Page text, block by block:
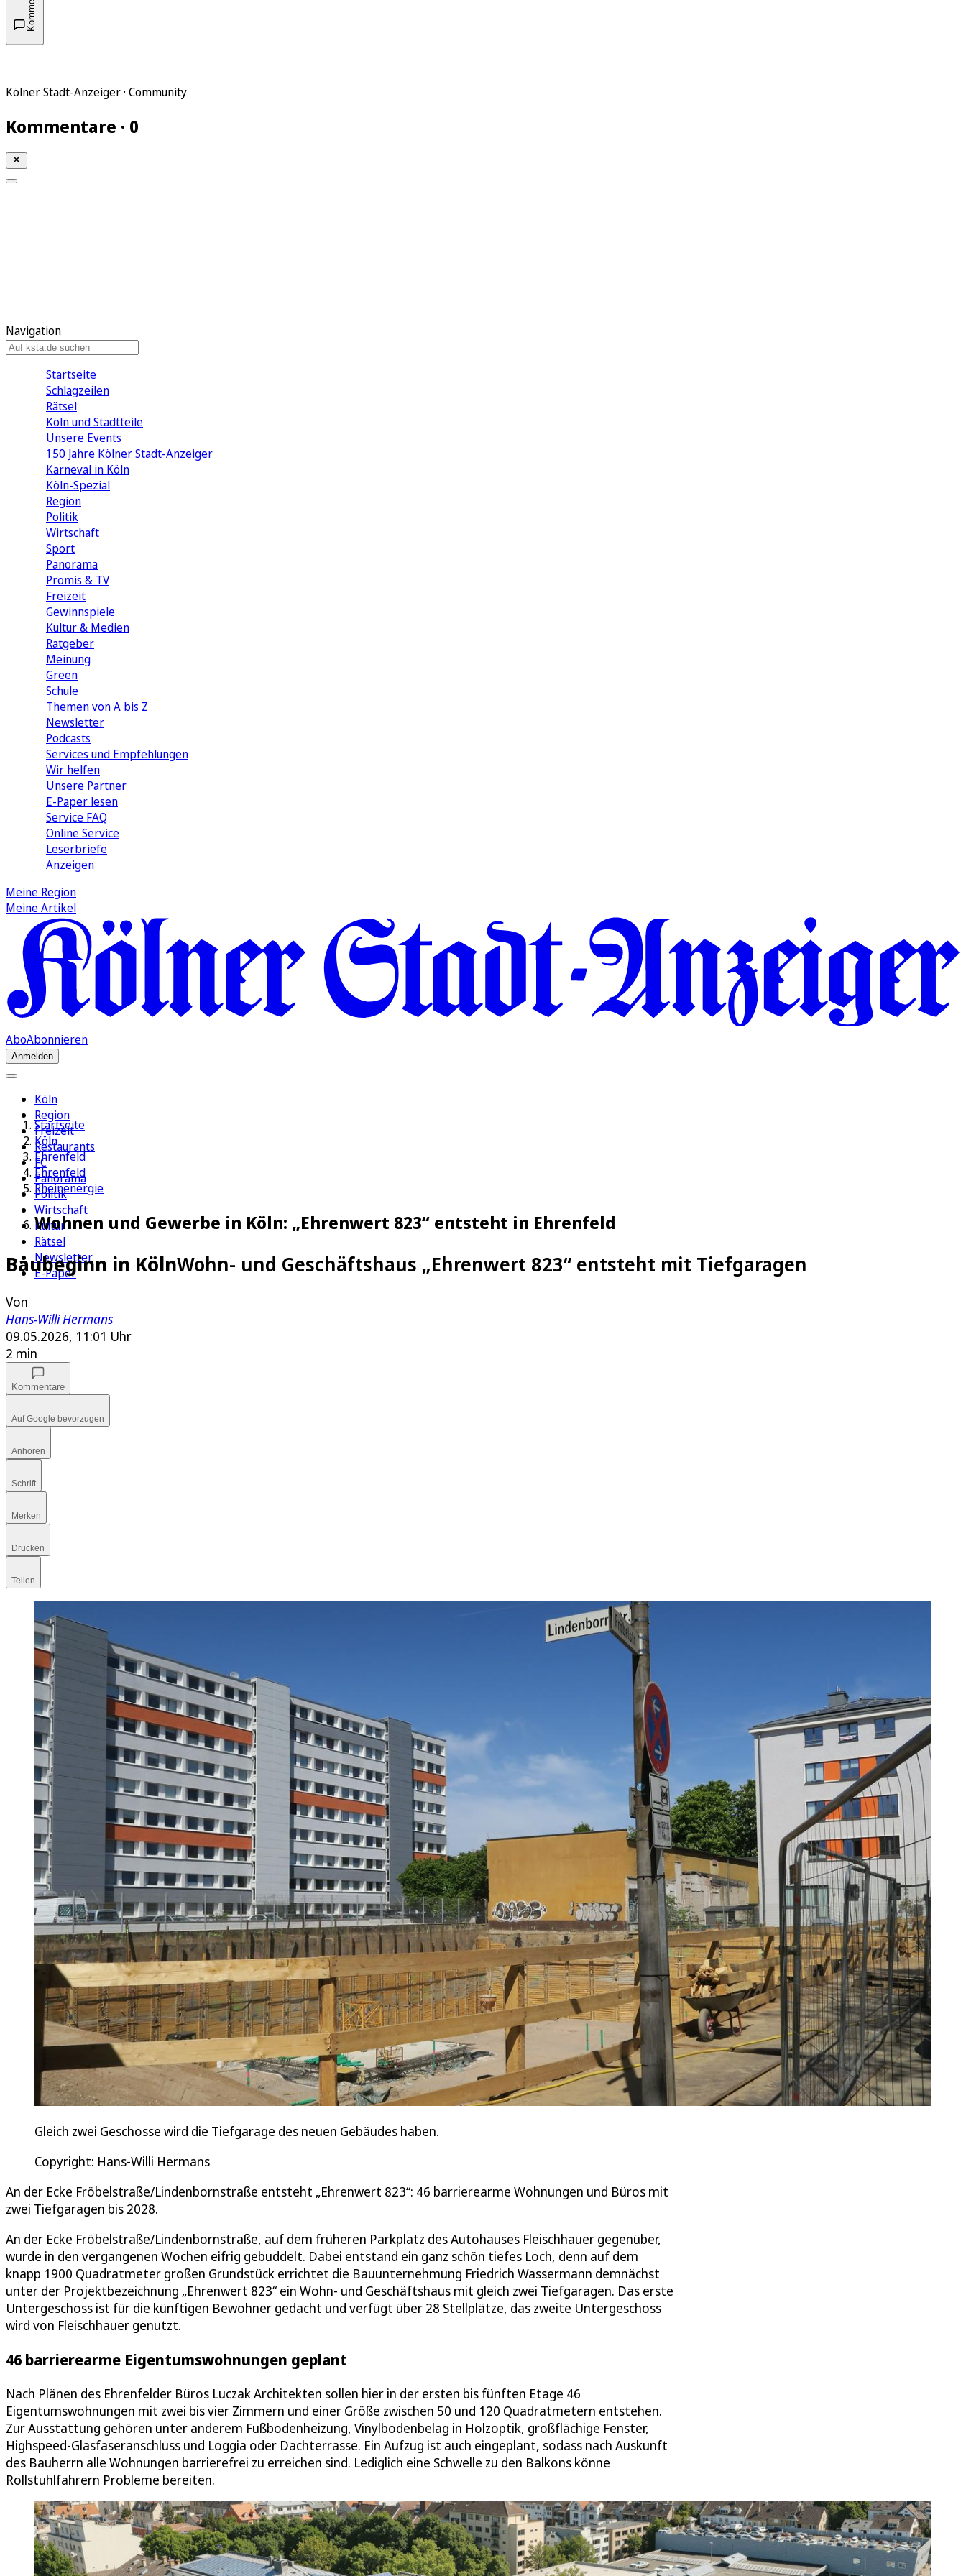
Kölner Stadt-Anzeiger · Community
Kommentare · 0
Navigation
Startseite
Schlagzeilen
Rätsel
Köln und Stadtteile
Unsere Events
150 Jahre Kölner Stadt-Anzeiger
Karneval in Köln
Köln-Spezial
Region
Politik
Wirtschaft
Sport
Panorama
Promis & TV
Freizeit
Gewinnspiele
Kultur & Medien
Ratgeber
Meinung
Green
Schule
Themen von A bis Z
Newsletter
Podcasts
Services und Empfehlungen
Wir helfen
Unsere Partner
E-Paper lesen
Service FAQ
Online Service
Leserbriefe
Anzeigen
Meine Region
Meine Artikel
AboAbonnieren
Anmelden
Köln
Region
Freizeit
Restaurants
FC
Panorama
Politik
Wirtschaft
Kultur
Rätsel
Newsletter
E-Paper
Startseite
Köln
Ehrenfeld
Ehrenfeld
Rheinenergie
Wohnen und Gewerbe in Köln: „Ehrenwert 823“ entsteht in Ehrenfeld
Baubeginn in KölnWohn- und Geschäftshaus „Ehrenwert 823“ entsteht mit Tiefgaragen
Von
Hans-Willi Hermans
09.05.2026, 11:01 Uhr
2 min
Kommentare
Auf Google bevorzugen
Anhören
Schrift
Merken
Drucken
Teilen
Gleich zwei Geschosse wird die Tiefgarage des neuen Gebäudes haben.
Copyright: Hans-Willi Hermans
An der Ecke Fröbelstraße/Lindenbornstraße entsteht „Ehrenwert 823“: 46 barrierearme Wohnungen und Büros mit
zwei Tiefgaragen bis 2028.
An der Ecke Fröbelstraße/Lindenbornstraße, auf dem früheren Parkplatz des Autohauses Fleischhauer gegenüber,
wurde in den vergangenen Wochen eifrig gebuddelt. Dabei entstand ein ganz schön tiefes Loch, denn auf dem
knapp 1900 Quadratmeter großen Grundstück errichtet die Bauunternehmung Friedrich Wassermann demnächst
unter der Projektbezeichnung „Ehrenwert 823“ ein Wohn- und Geschäftshaus mit gleich zwei Tiefgaragen. Das erste
Untergeschoss ist für die künftigen Bewohner gedacht und verfügt über 28 Stellplätze, das zweite Untergeschoss
wird von Fleischhauer genutzt.
46 barrierearme Eigentumswohnungen geplant
Nach Plänen des Ehrenfelder Büros Luczak Architekten sollen hier in der ersten bis fünften Etage 46
Eigentumswohnungen mit zwei bis vier Zimmern und einer Größe zwischen 50 und 120 Quadratmetern entstehen.
Zur Ausstattung gehören unter anderem Fußbodenheizung, Vinylbodenbelag in Holzoptik, großflächige Fenster,
Highspeed-Glasfaseranschluss und Loggia oder Dachterrasse. Ein Aufzug ist auch eingeplant, sodass nach Auskunft
des Bauherrn alle Wohnungen barrierefrei zu erreichen sind. Lediglich eine Schwelle zu den Balkons könne
Rollstuhlfahrern Probleme bereiten.